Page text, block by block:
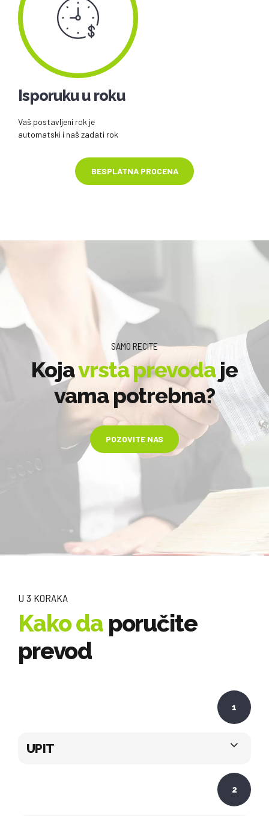
Isporuku u roku
Vaš postavljeni rok je
automatski i naš zadati rok
BESPLATNA PROCENA
SAMO RECITE
Kojavrsta prevodaje
vama potrebna?
POZOVITE NAS
U 3 KORAKA
Kako daporučite
prevod
1
UPIT
2